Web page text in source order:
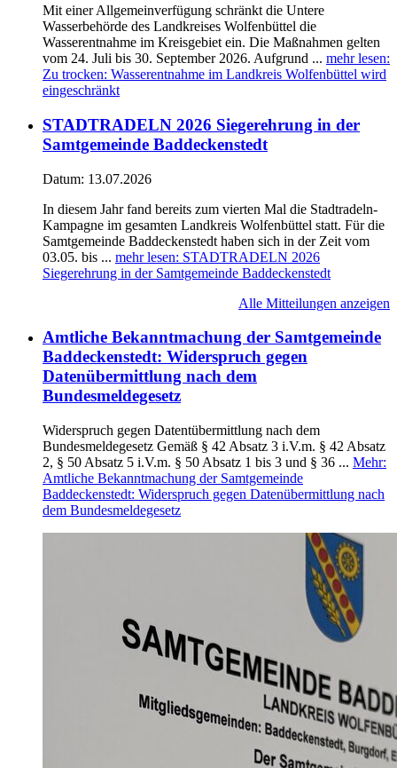
Mit einer Allgemeinverfügung schränkt die Untere
Wasserbehörde des Landkreises Wolfenbüttel die
Wasserentnahme im Kreisgebiet ein. Die Maßnahmen gelten
vom 24. Juli bis 30. September 2026. Aufgrund ... mehr lesen:
Zu trocken: Wasserentnahme im Landkreis Wolfenbüttel wird
eingeschränkt
STADTRADELN 2026 Siegerehrung in der
Samtgemeinde Baddeckenstedt
Datum: 13.07.2026
In diesem Jahr fand bereits zum vierten Mal die Stadtradeln-
Kampagne im gesamten Landkreis Wolfenbüttel statt. Für die
Samtgemeinde Baddeckenstedt haben sich in der Zeit vom
03.05. bis ... mehr lesen: STADTRADELN 2026
Siegerehrung in der Samtgemeinde Baddeckenstedt
Alle Mitteilungen anzeigen
Amtliche Bekanntmachung der Samtgemeinde
Baddeckenstedt: Widerspruch gegen
Datenübermittlung nach dem
Bundesmeldegesetz
Widerspruch gegen Datentübermittlung nach dem
Bundesmeldegesetz Gemäß § 42 Absatz 3 i.V.m. § 42 Absatz
2, § 50 Absatz 5 i.V.m. § 50 Absatz 1 bis 3 und § 36 ... Mehr:
Amtliche Bekanntmachung der Samtgemeinde
Baddeckenstedt: Widerspruch gegen Datenübermittlung nach
dem Bundesmeldegesetz